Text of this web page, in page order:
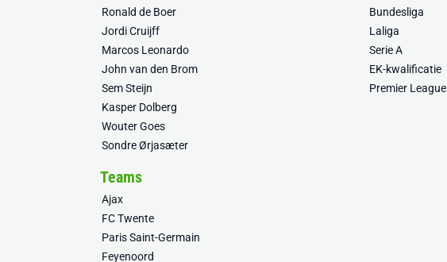
Ronald de Boer
Jordi Cruijff
Marcos Leonardo
John van den Brom
Sem Steijn
Kasper Dolberg
Wouter Goes
Sondre Ørjasæter
Bundesliga
Laliga
Serie A
EK-kwalificatie
Premier League
Teams
Ajax
FC Twente
Paris Saint-Germain
Feyenoord